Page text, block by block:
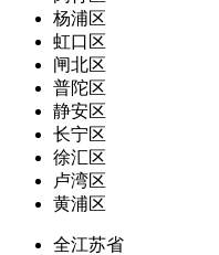
杨浦区
虹口区
闸北区
普陀区
静安区
长宁区
徐汇区
卢湾区
黄浦区
全江苏省